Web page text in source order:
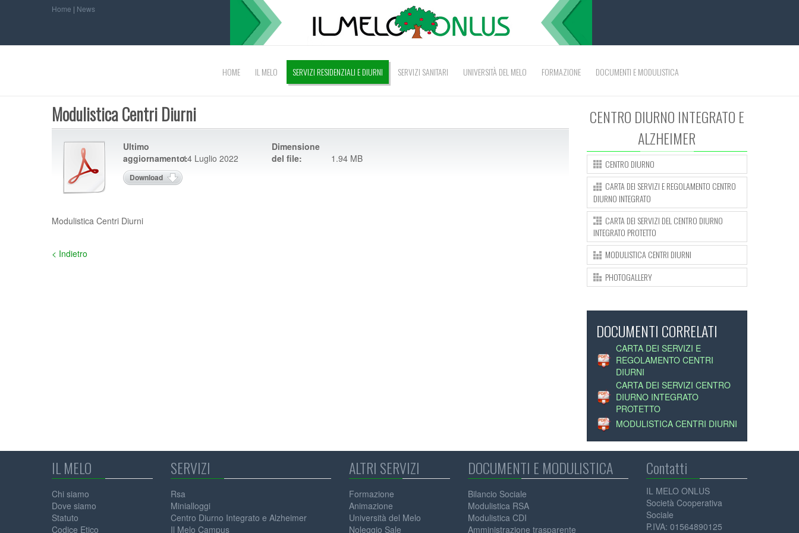
Home | News
HOME IL MELO SERVIZI RESIDENZIALI E DIURNI SERVIZI SANITARI UNIVERSITÀ DEL MELO FORMAZIONE DOCUMENTI E MODULISTICA
Modulistica Centri Diurni
Ultimo
aggiornamento:14 Luglio 2022
Dimensione
del file:
1.94 MB
Download
Modulistica Centri Diurni
< Indietro
CENTRO DIURNO INTEGRATO E
ALZHEIMER
CENTRO DIURNO
CARTA DEI SERVIZI E REGOLAMENTO CENTRO
DIURNO INTEGRATO
CARTA DEI SERVIZI DEL CENTRO DIURNO
INTEGRATO PROTETTO
MODULISTICA CENTRI DIURNI
PHOTOGALLERY
DOCUMENTI CORRELATI
CARTA DEI SERVIZI E
REGOLAMENTO CENTRI
DIURNI
CARTA DEI SERVIZI CENTRO
DIURNO INTEGRATO
PROTETTO
MODULISTICA CENTRI DIURNI
IL MELO
Chi siamo
Dove siamo
Statuto
Codice Etico
SERVIZI
Rsa
Minialloggi
Centro Diurno Integrato e Alzheimer
Il Melo Campus
ALTRI SERVIZI
Formazione
Animazione
Università del Melo
Noleggio Sale
DOCUMENTI E MODULISTICA
Bilancio Sociale
Modulistica RSA
Modulistica CDI
Amministrazione trasparente
Contatti
IL MELO ONLUS
Società Cooperativa
Sociale
P.IVA: 01564890125